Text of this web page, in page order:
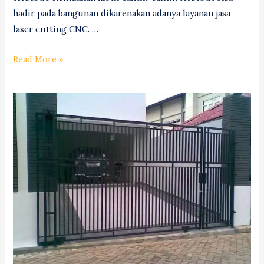
hadir pada bangunan dikarenakan adanya layanan jasa
laser cutting CNC. …
Jasa
(Router
&
Milling)
Pangkalpinang
#1
Read More »